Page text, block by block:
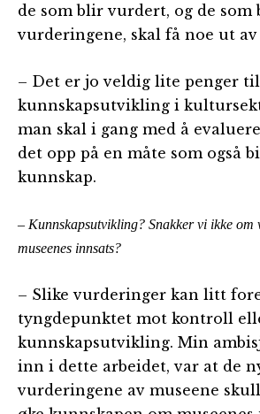
de som blir vurdert, og de som
vurderingene, skal få noe ut
– Det er jo veldig lite penger til
kunnskapsutvikling i
man skal i gang med å
det opp på en måte som også
kunnskap.
– Kunnskapsutvikling? Snakker vi ikke om
museenes innsats?
– Slike vurderinger kan litt
tyngdepunktet mot kontroll
kunnskapsutvikling. Min
inn i dette arbeidet, var at de
vurderingene av museene